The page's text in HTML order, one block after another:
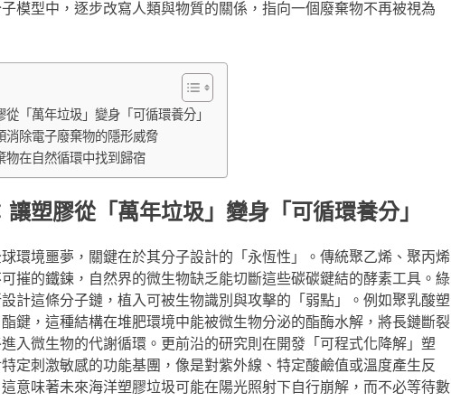
模型中，逐步改寫人類與物質的關係，指向一個廢棄物不再被視為
「萬年垃圾」變身「可循環養分」
消除電子廢棄物的隱形威脅
物在自然循環中找到歸宿
塑膠從「萬年垃圾」變身「可循環養分」
環境噩夢，關鍵在於其分子設計的「永恆性」。傳統聚乙烯、聚丙烯
摧的鐵鍊，自然界的微生物缺乏能切斷這些碳碳鍵結的酵素工具。綠
計這條分子鏈，植入可被生物識別與攻擊的「弱點」。例如聚乳酸塑
鍵，這種結構在堆肥環境中能被微生物分泌的酯酶水解，將長鏈斷裂
入微生物的代謝循環。更前沿的研究則在開發「可程式化降解」塑
定刺激敏感的功能基團，像是對紫外線、特定酸鹼值或溫度產生反
意味著未來海洋塑膠垃圾可能在陽光照射下自行崩解，而不必等待數